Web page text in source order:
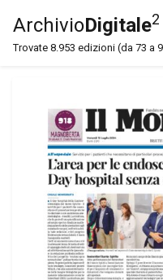
ArchivioDigitale2
Trovate 8.953 edizioni (da 73 a